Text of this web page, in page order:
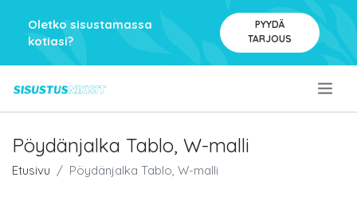
Oletko sisustamassa
kotiasi?
PYYDÄ
TARJOUS
Pöydänjalka Tablo, W-malli
Etusivu Pöydänjalka Tablo, W-malli